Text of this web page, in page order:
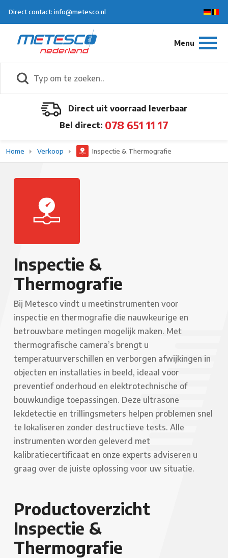
Direct contact: info@metesco.nl
Direct uit voorraad leverbaar
Bel direct: 078 651 11 17
Home Verkoop Inspectie & Thermografie
Inspectie &
Thermografie
Bij Metesco vindt u meetinstrumenten voor
inspectie en thermografie die nauwkeurige en
betrouwbare metingen mogelijk maken. Met
thermografische camera’s brengt u
temperatuurverschillen en verborgen afwijkingen in
objecten en installaties in beeld, ideaal voor
preventief onderhoud en elektrotechnische of
bouwkundige toepassingen. Deze ultrasone
lekdetectie en trillingsmeters helpen problemen snel
te lokaliseren zonder destructieve tests. Alle
instrumenten worden geleverd met
kalibratiecertificaat en onze experts adviseren u
graag over de juiste oplossing voor uw situatie.
Productoverzicht
Inspectie &
Thermografie